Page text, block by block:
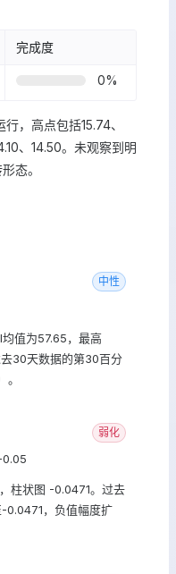
完成度
0%
，高点包括15.74、
、14.50。未观察到明
态。
中性
均值为57.65，最高
30天数据的第30百分
弱化
0.05
柱状图 -0.0471。过去
0.0471，负值幅度扩